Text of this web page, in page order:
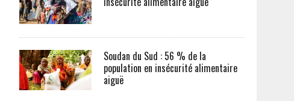
Soudan du Sud : 56 % de la
population en insécurité alimentaire
aiguë